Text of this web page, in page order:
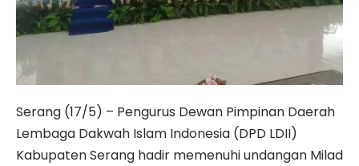
Serang (17/5) – Pengurus Dewan Pimpinan Daerah
Lembaga Dakwah Islam Indonesia (DPD LDII)
Kabupaten Serang hadir memenuhi undangan Milad